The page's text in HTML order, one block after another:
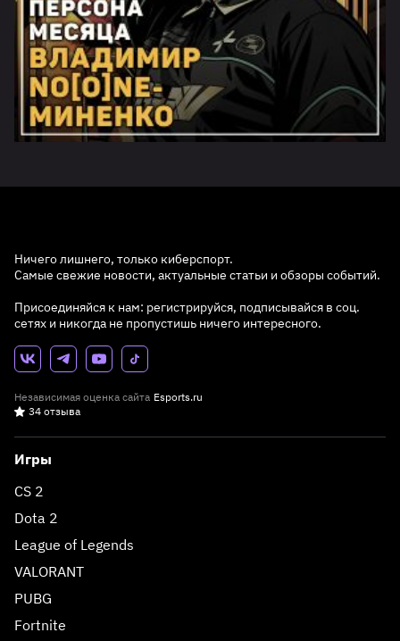
Ничего лишнего, только киберспорт.
Самые свежие новости, актуальные статьи и обзоры событий.
Присоединяйся к нам: регистрируйся, подписывайся в соц.
сетях и никогда не пропустишь ничего интересного.
Независимая оценка сайта Esports.ru
34 отзыва
Игры
CS 2
Dota 2
League of Legends
VALORANT
PUBG
Fortnite